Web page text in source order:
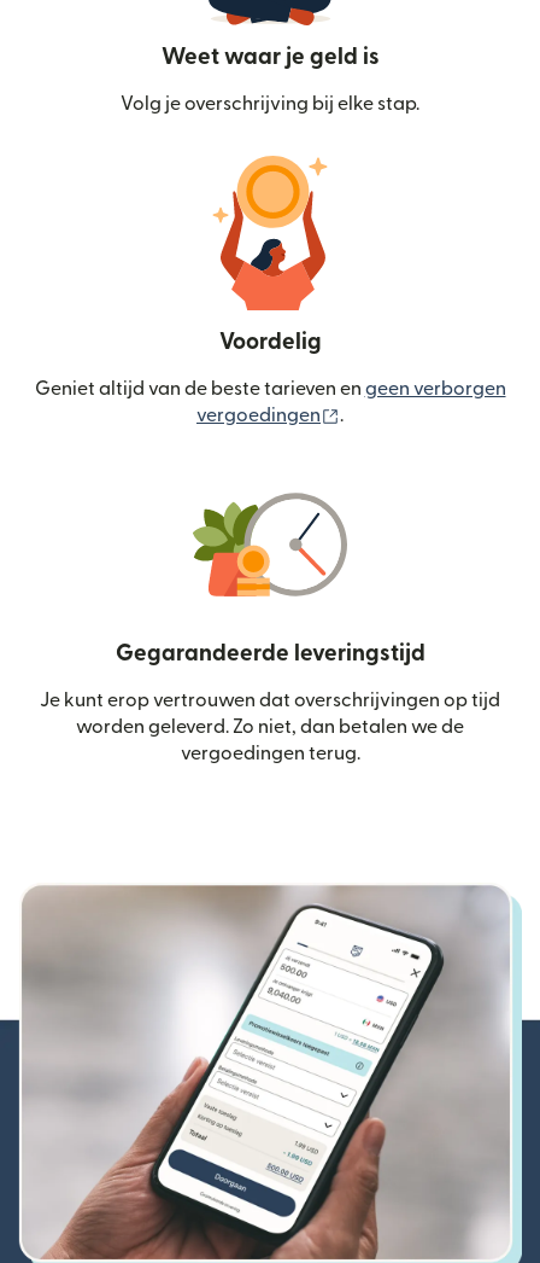
Weet waar je geld is
Volg je overschrijving bij elke stap.
Voordelig
Geniet altijd van de beste tarieven en geen verborgen
vergoedingen
.
Gegarandeerde leveringstijd
Je kunt erop vertrouwen dat overschrijvingen op tijd
worden geleverd. Zo niet, dan betalen we de
vergoedingen terug.